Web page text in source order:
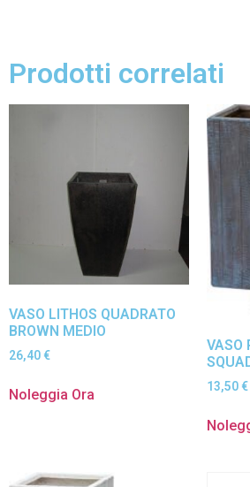
Prodotti correlati
VASO LITHOS QUADRATO
BROWN MEDIO
26,40 €
Noleggia Ora
VASO
13,50 €